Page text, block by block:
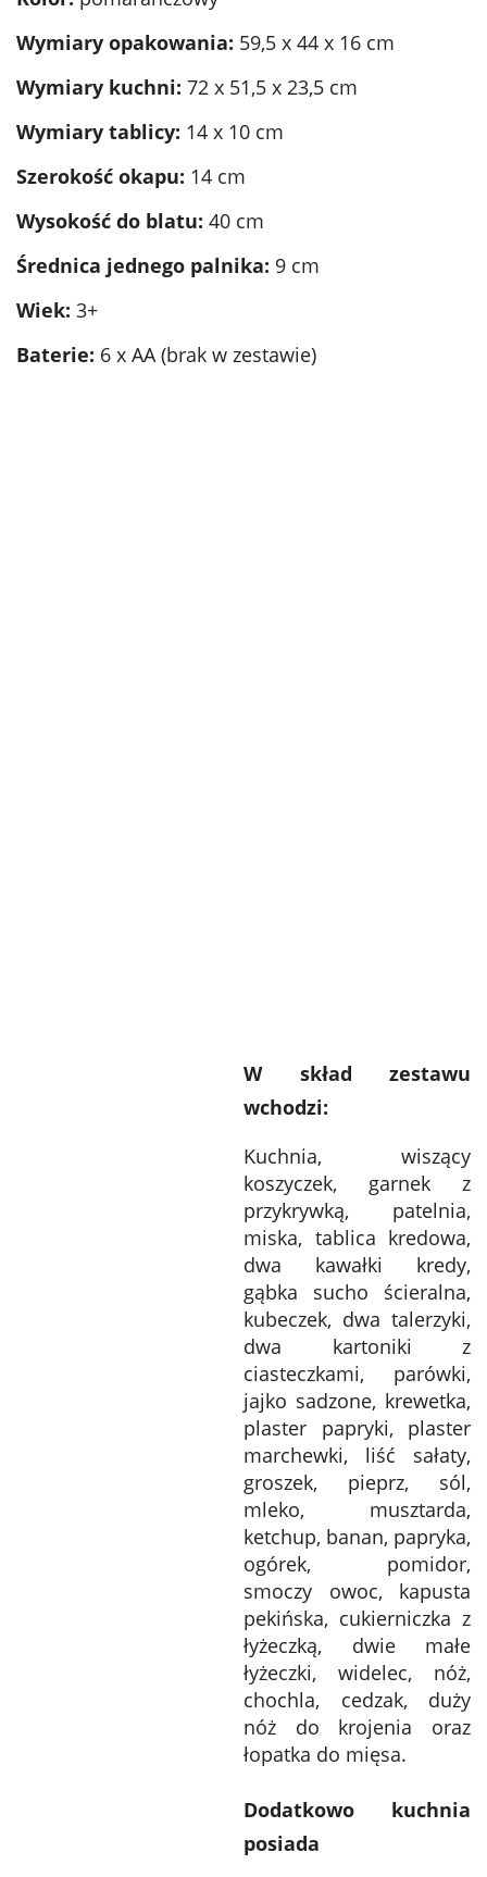
Wymiary opakowania: 59,5 x 44 x 16 cm
Wymiary kuchni: 72 x 51,5 x 23,5 cm
Wymiary tablicy: 14 x 10 cm
Szerokość okapu: 14 cm
Wysokość do blatu: 40 cm
Średnica jednego palnika: 9 cm
Wiek: 3+
Baterie: 6 x AA (brak w zestawie)
W skład zestawu
wchodzi:
Kuchnia, wiszący
koszyczek, garnek z
przykrywką, patelnia,
miska, tablica kredowa,
dwa kawałki kredy,
gąbka sucho ścieralna,
kubeczek, dwa talerzyki,
dwa kartoniki z
ciasteczkami, parówki,
jajko sadzone, krewetka,
plaster papryki, plaster
marchewki, liść sałaty,
groszek, pieprz, sól,
mleko, musztarda,
ketchup, banan, papryka,
ogórek, pomidor,
smoczy owoc, kapusta
pekińska, cukierniczka z
łyżeczką, dwie małe
łyżeczki, widelec, nóż,
chochla, cedzak, duży
nóż do krojenia oraz
łopatka do mięsa.
Dodatkowo kuchnia
posiada